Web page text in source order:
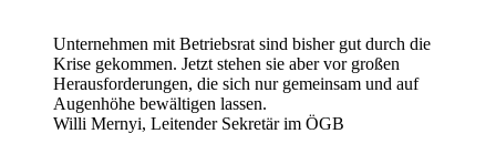
Unternehmen mit Betriebsrat sind bisher gut durch die
Krise gekommen. Jetzt stehen sie aber vor großen
Herausforderungen, die sich nur gemeinsam und auf
Augenhöhe bewältigen lassen.
Willi Mernyi, Leitender Sekretär im ÖGB